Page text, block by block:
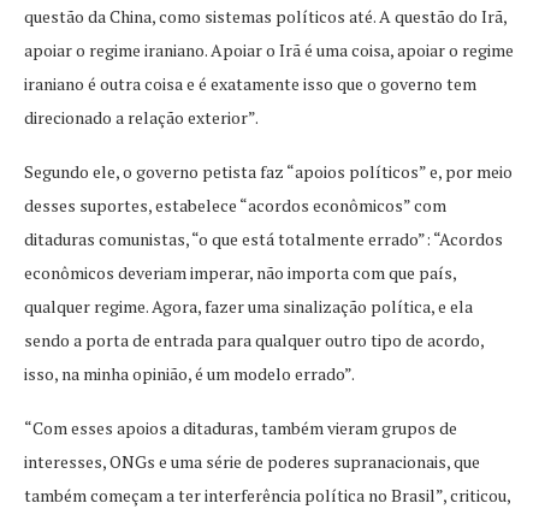
questão da China, como sistemas políticos até. A questão do Irã,
apoiar o regime iraniano. Apoiar o Irã é uma coisa, apoiar o regime
iraniano é outra coisa e é exatamente isso que o governo tem
direcionado a relação exterior”.
Segundo ele, o governo petista faz “apoios políticos” e, por meio
desses suportes, estabelece “acordos econômicos” com
ditaduras comunistas, “o que está totalmente errado”: “Acordos
econômicos deveriam imperar, não importa com que país,
qualquer regime. Agora, fazer uma sinalização política, e ela
sendo a porta de entrada para qualquer outro tipo de acordo,
isso, na minha opinião, é um modelo errado”.
“Com esses apoios a ditaduras, também vieram grupos de
interesses, ONGs e uma série de poderes supranacionais, que
também começam a ter interferência política no Brasil”, criticou,